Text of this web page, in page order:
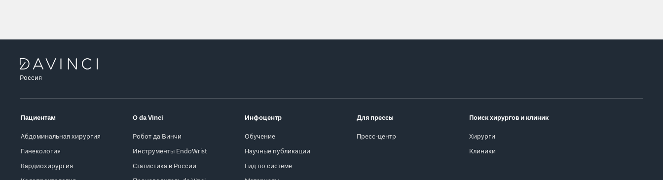
Россия
Пациентам
Абдоминальная хирургия
Гинекология
Кардиохирургия
О da Vinci
Робот да Винчи
Инструменты EndoWrist
Статистика в России
Инфоцентр
Обучение
Научные публикации
Гид по системе
Для прессы
Пресс-центр
Поиск хирургов и клиник
Хирурги
Клиники